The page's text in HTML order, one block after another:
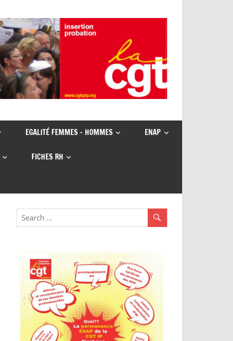
EGALITÉ FEMMES – HOMMES ENAP
FICHES RH